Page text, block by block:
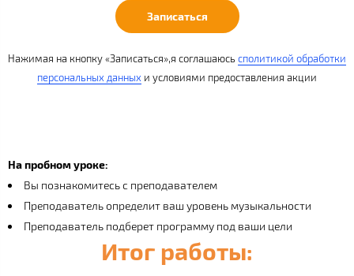
Записаться
Нажимая на кнопку «Записаться»,я соглашаюсь сполитикой обработки
персональных данных и условиями предоставления акции
На пробном уроке:
Вы познакомитесь с преподавателем
Преподаватель определит ваш уровень музыкальности
Преподаватель подберет программу под ваши цели
Итог работы: